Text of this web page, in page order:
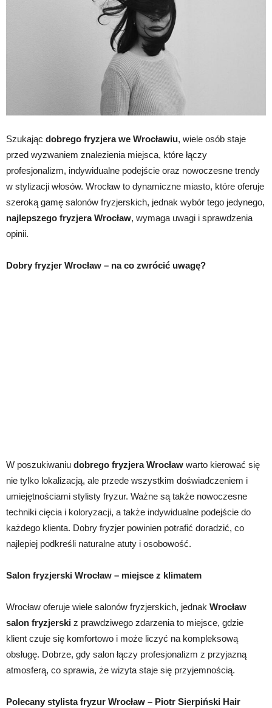
Szukając dobrego fryzjera we Wrocławiu, wiele osób staje
przed wyzwaniem znalezienia miejsca, które łączy
profesjonalizm, indywidualne podejście oraz nowoczesne trendy
w stylizacji włosów. Wrocław to dynamiczne miasto, które oferuje
szeroką gamę salonów fryzjerskich, jednak wybór tego jedynego,
najlepszego fryzjera Wrocław, wymaga uwagi i sprawdzenia
opinii.
Dobry fryzjer Wrocław – na co zwrócić uwagę?
W poszukiwaniu dobrego fryzjera Wrocław warto kierować się
nie tylko lokalizacją, ale przede wszystkim doświadczeniem i
umiejętnościami stylisty fryzur. Ważne są także nowoczesne
techniki cięcia i koloryzacji, a także indywidualne podejście do
każdego klienta. Dobry fryzjer powinien potrafić doradzić, co
najlepiej podkreśli naturalne atuty i osobowość.
Salon fryzjerski Wrocław – miejsce z klimatem
Wrocław oferuje wiele salonów fryzjerskich, jednak Wrocław
salon fryzjerski z prawdziwego zdarzenia to miejsce, gdzie
klient czuje się komfortowo i może liczyć na kompleksową
obsługę. Dobrze, gdy salon łączy profesjonalizm z przyjazną
atmosferą, co sprawia, że wizyta staje się przyjemnością.
Polecany stylista fryzur Wrocław – Piotr Sierpiński Hair